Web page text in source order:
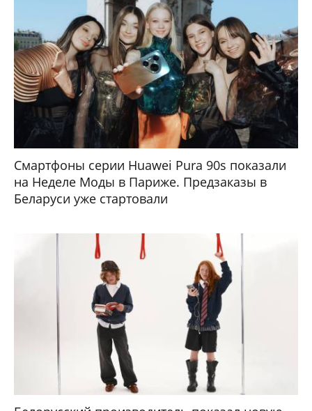
Смартфоны серии Huawei Pura 90s показали
на Неделе Моды в Париже. Предзаказы в
Беларуси уже стартовали